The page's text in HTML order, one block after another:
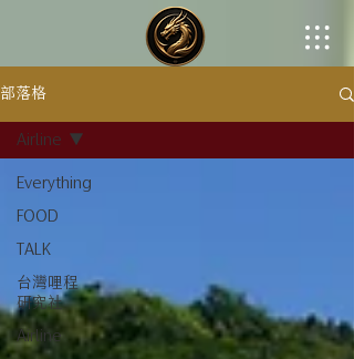
部落格
Everything
FOOD
TALK
台灣哩程
研究社
Airline
Airline